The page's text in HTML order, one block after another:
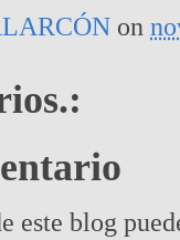
on
este blog